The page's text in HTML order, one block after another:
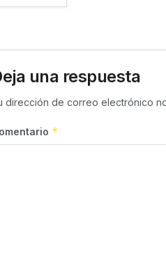
una respuesta
dirección de correo electrónico
*